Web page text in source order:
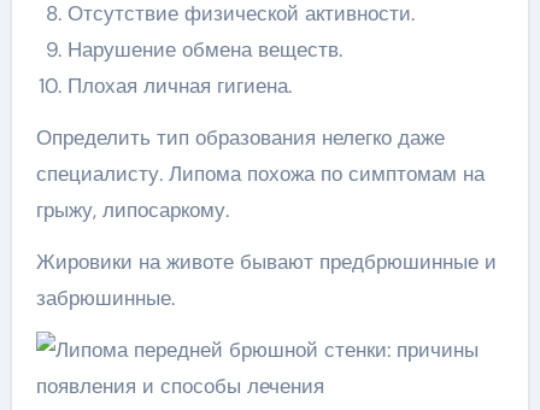
Отсутствие физической активности.
Нарушение обмена веществ.
Плохая личная гигиена.
Определить тип образования нелегко даже
специалисту. Липома похожа по симптомам на
грыжу, липосаркому.
Жировики на животе бывают предбрюшинные и
забрюшинные.